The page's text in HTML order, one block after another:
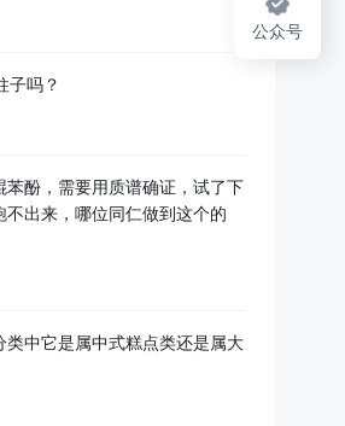
子吗？
苯酚，需要用质谱确证，试了下
不出来，哪位同仁做到这个的
类中它是属中式糕点类还是属大
公众号